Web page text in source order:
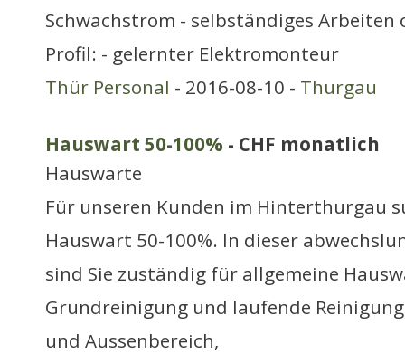
Schwachstrom - selbständiges Arbeiten
Profil: - gelernter Elektromonteur
Thür Personal - 2016-08-10 - Thurgau
Hauswart 50-100% - CHF monatlich
Hauswarte
Für unseren Kunden im Hinterthurgau
Hauswart 50-100%. In dieser
sind Sie zuständig für allgemeine
Grundreinigung und laufende
und Aussenbereich,